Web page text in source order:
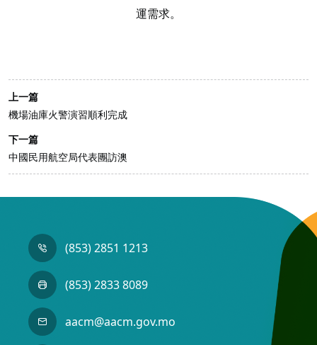
運需求。
上一篇
機場油庫火警演習順利完成
下一篇
中國民用航空局代表團訪澳
(853) 2851 1213
(853) 2833 8089
aacm@aacm.gov.mo